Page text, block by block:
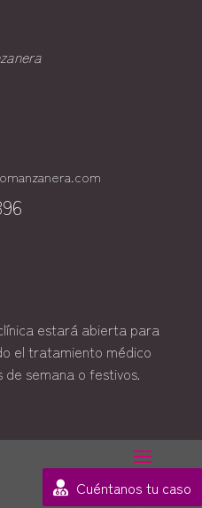
 Cuéntanos tu caso
estará abierta para
el tratamiento médico
de semana o festivos.